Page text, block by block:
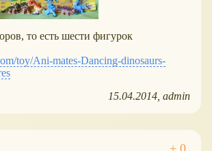
то есть шести фигурок
toy/Ani-mates-Dancing-dinosaurs-
15.04.2014 admin